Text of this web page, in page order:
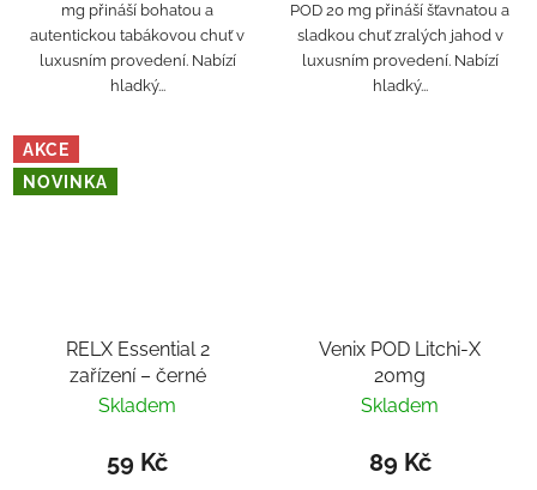
mg přináší bohatou a
autentickou tabákovou chuť v
luxusním provedení. Nabízí
hladký...
POD 20 mg přináší šťavnatou a
sladkou chuť zralých jahod v
luxusním provedení. Nabízí
hladký...
AKCE
NOVINKA
RELX Essential 2
zařízení – černé
Skladem
59 Kč
Venix POD Litchi-X
20mg
Skladem
89 Kč